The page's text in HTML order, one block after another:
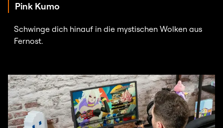
Pink Kumo
Schwinge dich hinauf in die mystischen Wolken aus
Fernost.